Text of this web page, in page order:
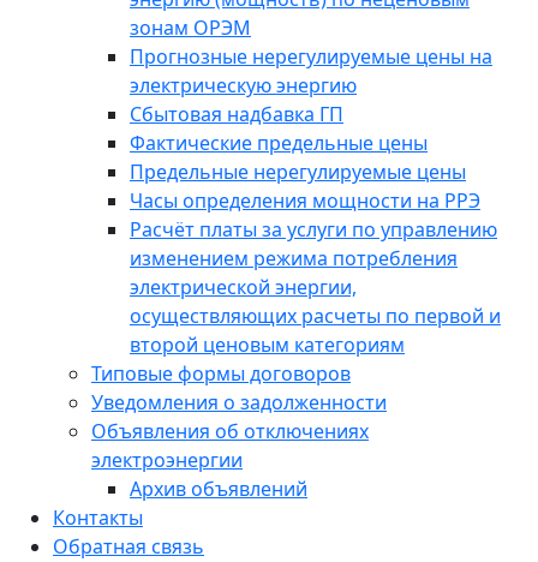
зонам ОРЭМ
Прогнозные нерегулируемые цены на
электрическую энергию
Сбытовая надбавка ГП
Фактические предельные цены
Предельные нерегулируемые цены
Часы определения мощности на РРЭ
Расчёт платы за услуги по управлению
изменением режима потребления
электрической энергии,
осуществляющих расчеты по первой и
второй ценовым категориям
Типовые формы договоров
Уведомления о задолженности
Объявления об отключениях
электроэнергии
Архив объявлений
Контакты
Обратная связь